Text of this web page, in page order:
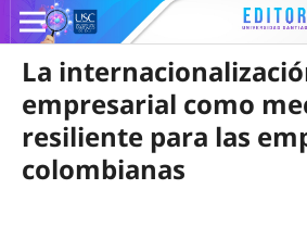
La
empresarial como
resiliente para las
colombianas